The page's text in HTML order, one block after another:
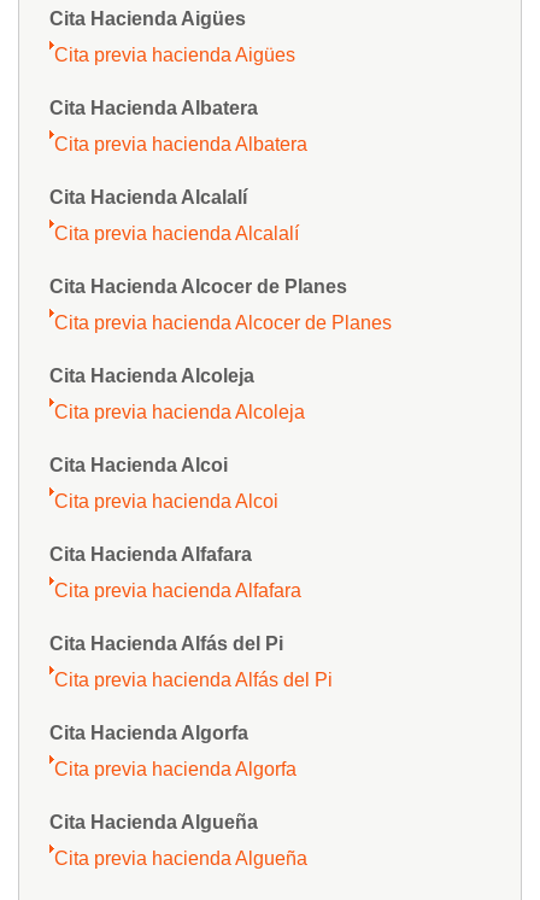
Cita Hacienda Aigües
Cita previa hacienda Aigües
Cita Hacienda Albatera
Cita previa hacienda Albatera
Cita Hacienda Alcalalí
Cita previa hacienda Alcalalí
Cita Hacienda Alcocer de Planes
Cita previa hacienda Alcocer de Planes
Cita Hacienda Alcoleja
Cita previa hacienda Alcoleja
Cita Hacienda Alcoi
Cita previa hacienda Alcoi
Cita Hacienda Alfafara
Cita previa hacienda Alfafara
Cita Hacienda Alfás del Pi
Cita previa hacienda Alfás del Pi
Cita Hacienda Algorfa
Cita previa hacienda Algorfa
Cita Hacienda Algueña
Cita previa hacienda Algueña